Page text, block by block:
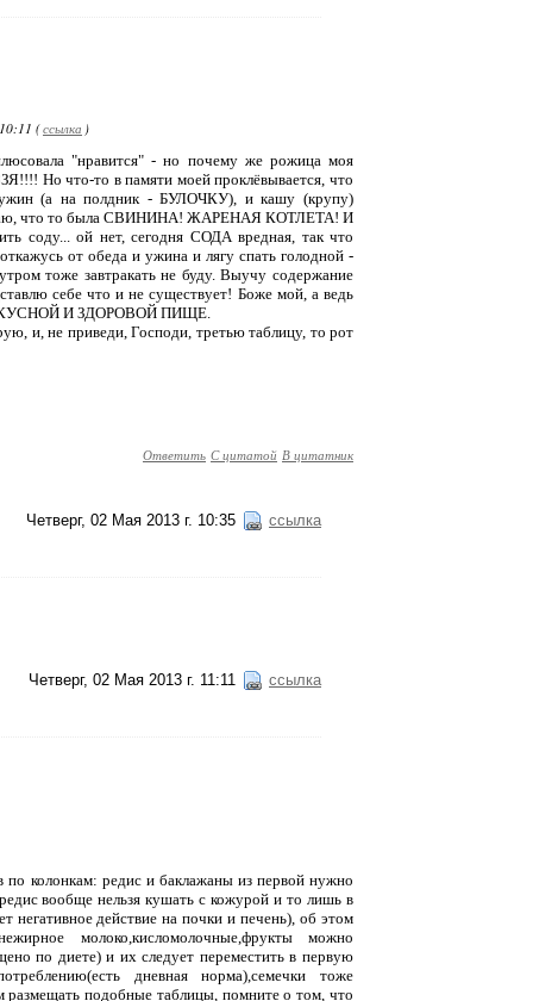
(ссылка )
"нравится" - но почему же рожица моя
Но что-то в памяти моей проклёвывается, что
(а на полдник - БУЛОЧКУ), и кашу (крупу)
что то была СВИНИНА! ЖАРЕНАЯ КОТЛЕТА! И
ой нет, сегодня СОДА вредная, так что
от обеда и ужина и лягу спать голодной -
тоже завтракать не буду. Выучу содержание
себе что и не существует! Боже мой, а ведь
о ВКУСНОЙ И ЗДОРОВОЙ ПИЩЕ.
и, не приведи, Господи, третью таблицу, то рот
Ответить С цитатой В цитатник
Четверг, 02 Мая 2013 г. 10:35 ссылка
Четверг, 02 Мая 2013 г. 11:11 ссылка
по колонкам: редис и баклажаны из первой нужно
вообще нельзя кушать с кожурой и то лишь в
негативное действие на почки и печень), об этом
молоко,кисломолочные,фрукты можно
по диете) и их следует переместить в первую
дневная норма),семечки тоже
размещать подобные таблицы, помните о том, что